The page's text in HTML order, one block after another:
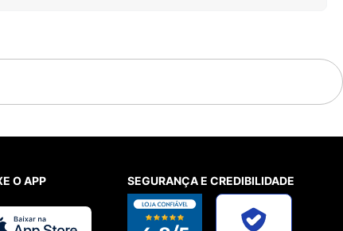
O APP SEGURANÇA E CREDIBILIDADE